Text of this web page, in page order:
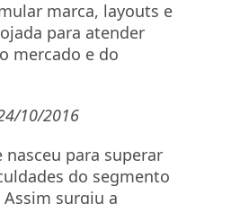
marca, layouts e
para atender
mercado e do
10/2016
nasceu para superar
do segmento
surgiu a